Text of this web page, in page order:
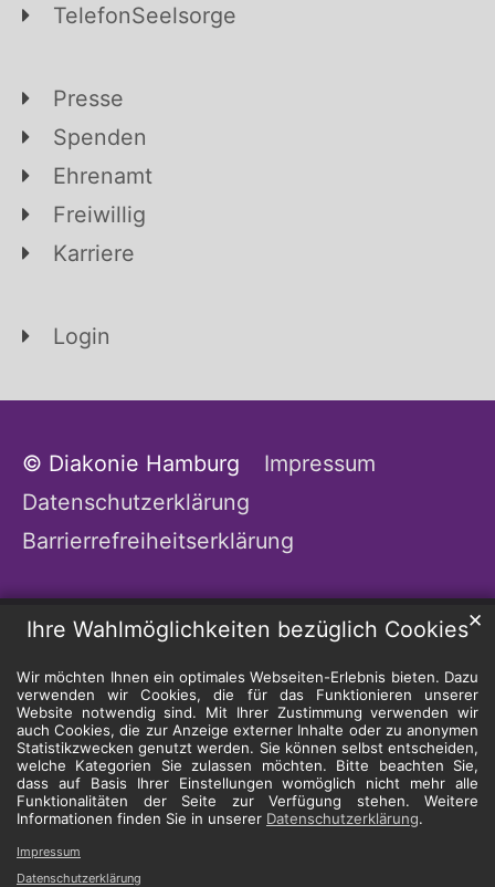
Ihre Wahlmöglichkeiten bezüglich Cookies
Wir möchten Ihnen ein optimales Webseiten-Erlebnis bieten. Dazu
verwenden wir Cookies, die für das Funktionieren unserer
Website notwendig sind. Mit Ihrer Zustimmung verwenden wir
auch Cookies, die zur Anzeige externer Inhalte oder zu anonymen
Statistikzwecken genutzt werden. Sie können selbst entscheiden,
welche Kategorien Sie zulassen möchten. Bitte beachten Sie,
dass auf Basis Ihrer Einstellungen womöglich nicht mehr alle
Funktionalitäten der Seite zur Verfügung stehen. Weitere
Informationen finden Sie in unserer Datenschutzerklärung.
✕
Impressum
Datenschutzerklärung
TelefonSeelsorge
Presse
Spenden
Ehrenamt
Freiwillig
Karriere
Login
© Diakonie Hamburg
Impressum
Datenschutzerklärung
Barrierrefreiheitserklärung